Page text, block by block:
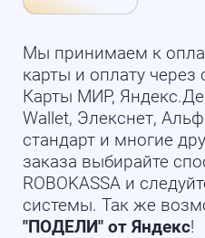
Мы принимаем к
карты и оплату через
Карты МИР,
Wallet, Элекснет,
стандарт и многие
заказа выбирайте
ROBOKASSA и
системы. Так же
"ПОДЕЛИ" от Яндекс!